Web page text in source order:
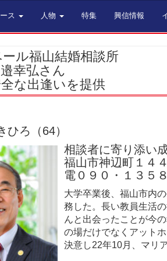
ス 人物 特集 興信情報
ル福山結婚相談所
幸弘さん
な出逢いを提供
ろ（64）
相談者に寄り添い
福山市神辺町１４
電０９０・１３５
大学卒業後、福山市内
務した。長い教員生活
んと出会ったことが今
の場だけでなくアット
決意し22年10月、マリ